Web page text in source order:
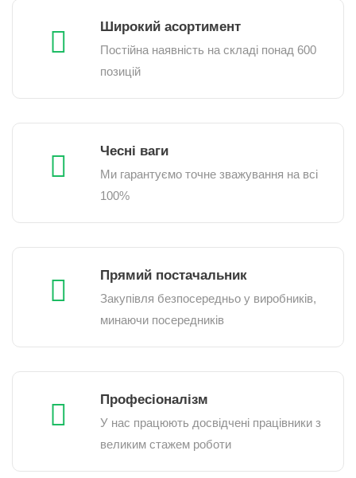
Широкий асортимент
Постійна наявність на складі понад 600
позицій
Чесні ваги
Ми гарантуємо точне зважування на всі
100%
Прямий постачальник
Закупівля безпосередньо у виробників,
минаючи посередників
Професіоналізм
У нас працюють досвідчені працівники з
великим стажем роботи